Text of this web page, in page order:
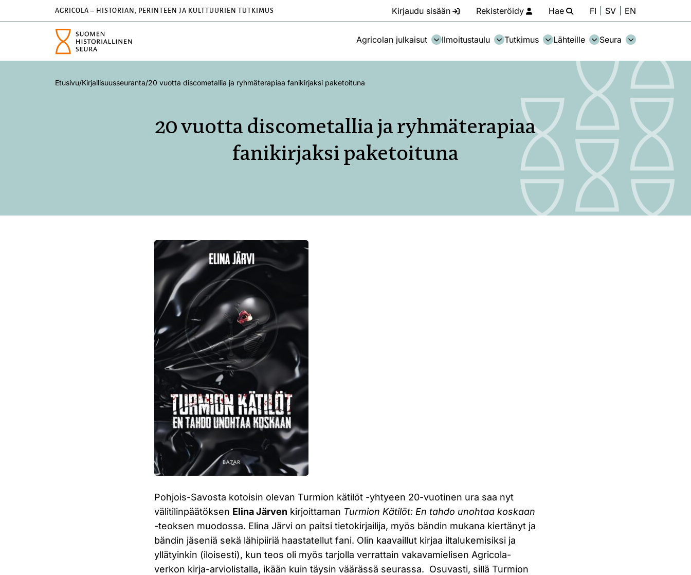
AGRICOLA – HISTORIAN, PERINTEEN JA KULTTUURIEN TUTKIMUS Kirjaudu sisään Rekisteröidy Hae FI SV EN
Agricolan julkaisut Ilmoitustaulu Tutkimus Lähteille Seura
Etusivu/Kirjallisuusseuranta/20 vuotta discometallia ja ryhmäterapiaa fanikirjaksi paketoituna
20 vuotta discometallia ja ryhmäterapiaa
fanikirjaksi paketoituna
Pohjois-Savosta kotoisin olevan Turmion kätilöt -yhtyeen 20-vuotinen ura saa nyt
välitilinpäätöksen Elina Järven kirjoittaman Turmion Kätilöt: En tahdo unohtaa koskaan
-teoksen muodossa. Elina Järvi on paitsi tietokirjailija, myös bändin mukana kiertänyt ja
bändin jäseniä sekä lähipiiriä haastatellut fani. Olin kaavaillut kirjaa iltalukemisiksi ja
yllätyinkin (iloisesti), kun teos oli myös tarjolla verrattain vakavamielisen Agricola-
verkon kirja-arviolistalla, ikään kuin täysin väärässä seurassa. Osuvasti, sillä Turmion